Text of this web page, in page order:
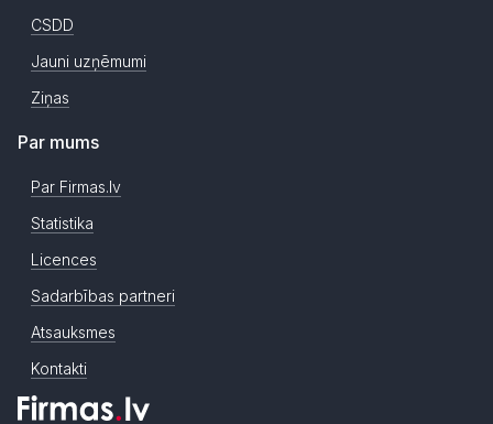
CSDD
Jauni uzņēmumi
Ziņas
Par mums
Par Firmas.lv
Statistika
Licences
Sadarbības partneri
Atsauksmes
Kontakti